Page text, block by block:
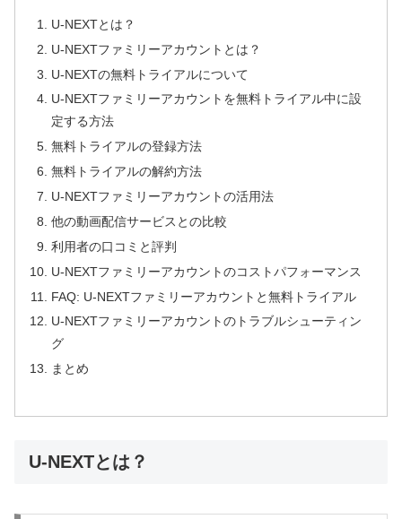
U-NEXTとは？
U-NEXTファミリーアカウントとは？
U-NEXTの無料トライアルについて
U-NEXTファミリーアカウントを無料トライアル中に設
定する方法
無料トライアルの登録方法
無料トライアルの解約方法
U-NEXTファミリーアカウントの活用法
他の動画配信サービスとの比較
利用者の口コミと評判
U-NEXTファミリーアカウントのコストパフォーマンス
FAQ: U-NEXTファミリーアカウントと無料トライアル
U-NEXTファミリーアカウントのトラブルシューティン
グ
まとめ
U-NEXTとは？